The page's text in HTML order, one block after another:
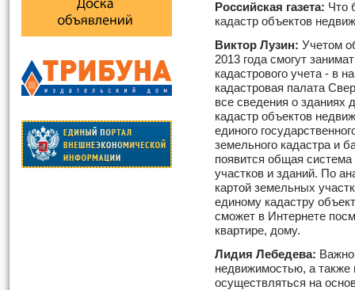
Российская газета: Что
кадастр объектов
Виктор Лузин: Учетом
2013 года смогут
кадастрового учета - в
кадастровая палата
все сведения о
кадастр объектов
единого
земельного кадастра и
появится общая
участков и зданий. По
картой земельных
единому кадастру
сможет в Интернете
квартире, дому.
Лидия Лебедева:
недвижимостью, а также
осуществляться на